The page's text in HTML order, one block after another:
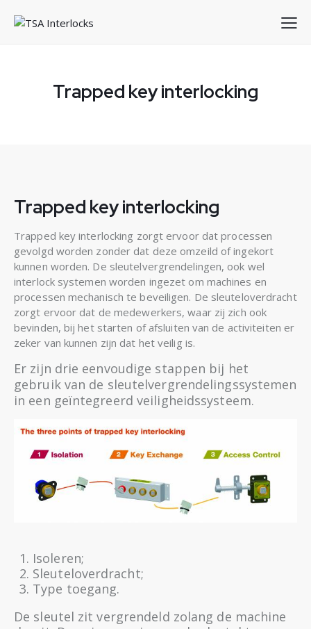
Trapped key interlocking
Trapped key interlocking
Trapped key interlocking zorgt ervoor dat processen
gevolgd worden zonder dat deze omzeild of ingekort
kunnen worden. De sleutelvergrendelingen, ook wel
interlock systemen worden ingezet om machines en
processen mechanisch te beveiligen. De sleuteloverdracht
zorgt ervoor dat de medewerkers, waar zij zich ook
bevinden, bij het starten of afsluiten van de activiteiten er
zeker van kunnen zijn dat het veilig is.
Er zijn drie eenvoudige stappen bij het
gebruik van de sleutelvergrendelingssystemen
in een geïntegreerd veiligheidssysteem.
Isoleren;
Sleuteloverdracht;
Type toegang.
De sleutel zit vergrendeld zolang de machine